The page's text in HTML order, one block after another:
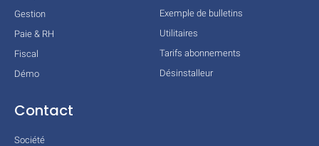
Gestion
Paie & RH
Fiscal
Démo
Exemple de bulletins
Utilitaires
Tarifs abonnements
Désinstalleur
Contact
Société